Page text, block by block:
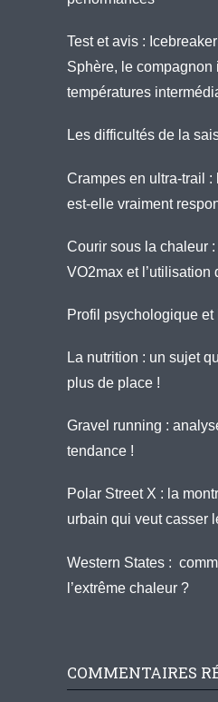
Test et avis :
Sphère, le compagnon
températures
Les difficultés de la
Crampes en ultra-trail :
est-elle vraiment
Courir sous la chaleur
VO2max et l’utilisation
Profil psychologique et
La nutrition : un sujet
plus de place !
Gravel running :
tendance !
Polar Street X : la
urbain qui veut casser
Western States :
l’extrême chaleur ?
COMMENTAIRES